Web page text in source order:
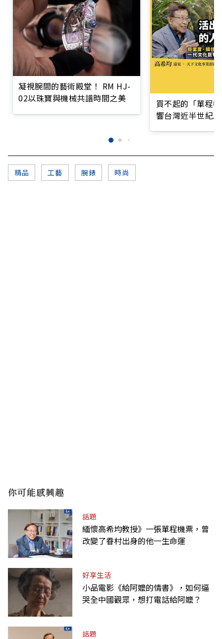
凝視腕間的藝術殿堂！ RM HJ-
02以珠寶與機械共譜時間之美
買不起的「單程
響台灣近半世紀
精品 工藝 腕錶 時尚
你可能感興趣
話題
緬懷高希均教授》一張單程機票，曾
改變了眷村出身的他一生命運
好享生活
小品電影《給阿嬤的情書》，如何逼
哭全中國觀眾，想打電話給阿嬤？
話題